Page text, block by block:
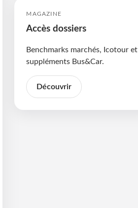
MAGAZINE
Accès dossiers
Benchmarks marchés, Icotour et
suppléments Bus&Car.
Découvrir